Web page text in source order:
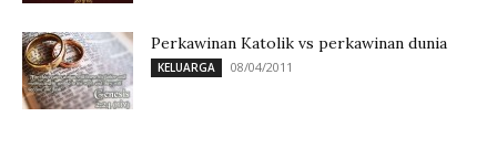
Perkawinan Katolik vs perkawinan dunia
KELUARGA 08/04/2011